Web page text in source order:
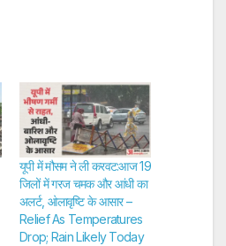
यूपी में मौसम ने ली करवट:आज 19
जिलों में गरज चमक और आंधी का
अलर्ट, ओलावृष्टि के आसार –
Relief As Temperatures
Drop; Rain Likely Today